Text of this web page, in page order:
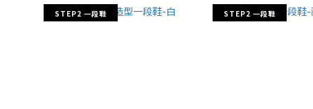
STEP2 一段鞋 STEP2 一段鞋